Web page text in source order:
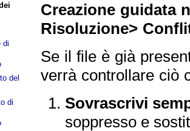
di
del
di
Creazione guidata
Risoluzione>
Se il file è già
verrà controllare ciò
Sovrascrivi
soppresso e